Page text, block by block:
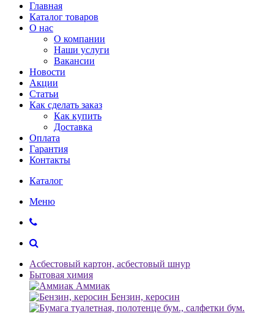
Главная
Каталог товаров
О нас
О компании
Наши услуги
Вакансии
Новости
Акции
Статьи
Как сделать заказ
Как купить
Доставка
Оплата
Гарантия
Контакты
Каталог
Меню
Асбестовый картон, асбестовый шнур
Бытовая химия
Аммиак
Бензин, керосин